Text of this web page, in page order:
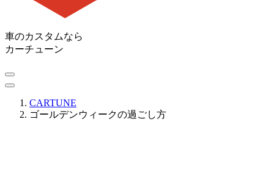
車のカスタムなら
カーチューン
CARTUNE
ゴールデンウィークの過ごし方